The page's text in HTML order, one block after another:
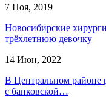
7 Ноя, 2019
Новосибирские
трёхлетнюю девочку
14 Июн, 2022
В Центральном районе
с банковской…